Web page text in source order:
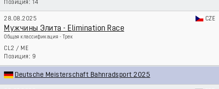
14
28.08.2025 CZE
Мужчины Элита - Elimination Race
Общая классификация - Трек
CL2 / ME
9
Deutsche Meisterschaft Bahnradsport 2025